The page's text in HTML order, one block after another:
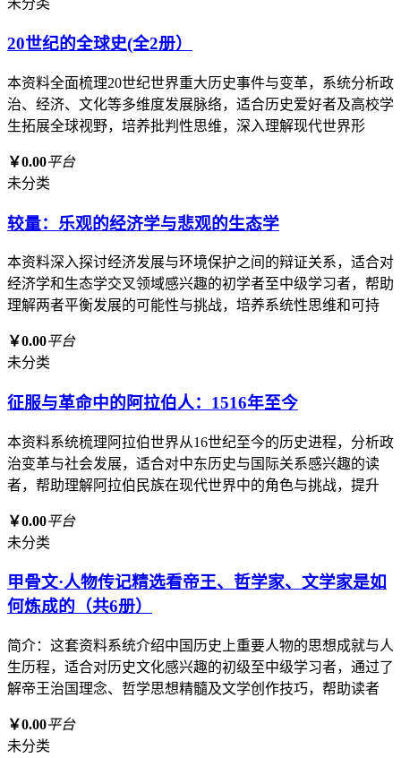
未分类
20世纪的全球史(全2册）
本资料全面梳理20世纪世界重大历史事件与变革，系统分析政
治、经济、文化等多维度发展脉络，适合历史爱好者及高校学
生拓展全球视野，培养批判性思维，深入理解现代世界形
￥0.00平台
未分类
较量：乐观的经济学与悲观的生态学
本资料深入探讨经济发展与环境保护之间的辩证关系，适合对
经济学和生态学交叉领域感兴趣的初学者至中级学习者，帮助
理解两者平衡发展的可能性与挑战，培养系统性思维和可持
￥0.00平台
未分类
征服与革命中的阿拉伯人：1516年至今
本资料系统梳理阿拉伯世界从16世纪至今的历史进程，分析政
治变革与社会发展，适合对中东历史与国际关系感兴趣的读
者，帮助理解阿拉伯民族在现代世界中的角色与挑战，提升
￥0.00平台
未分类
甲骨文·人物传记精选看帝王、哲学家、文学家是如
何炼成的（共6册）
简介：这套资料系统介绍中国历史上重要人物的思想成就与人
生历程，适合对历史文化感兴趣的初级至中级学习者，通过了
解帝王治国理念、哲学思想精髓及文学创作技巧，帮助读者
￥0.00平台
未分类